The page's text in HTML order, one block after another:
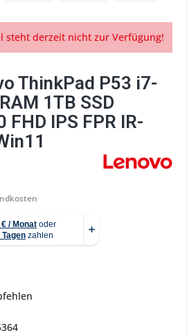
steht derzeit nicht zur Verfügung!
ThinkPad P53 i7-
1TB SSD
FHD IPS FPR IR-